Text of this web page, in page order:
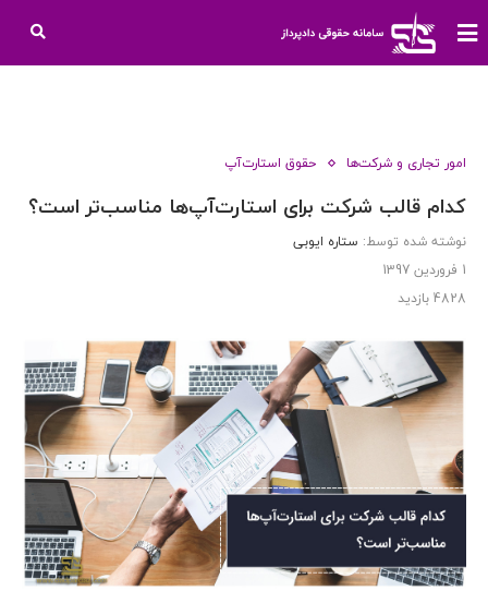
امور تجاری و شرکت‌ها حقوق استارت‌آپ
کدام قالب شرکت برای استارت‌آپ‌ها مناسب‌تر است؟
نوشته شده توسط: ستاره ایوبی
1 فروردین 1397
4828بازدید